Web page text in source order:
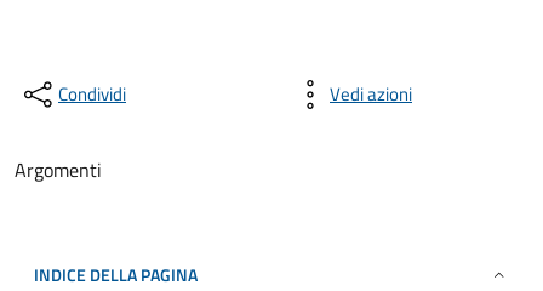
Condividi Vedi azioni
Argomenti
INDICE DELLA PAGINA